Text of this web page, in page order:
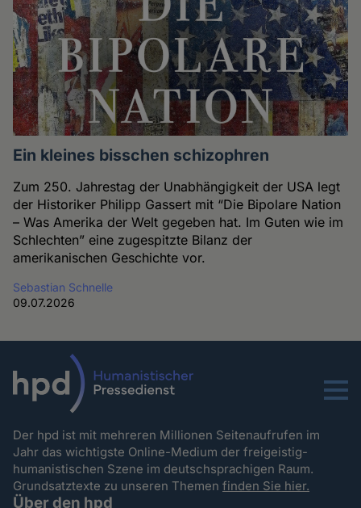
Ein kleines bisschen schizophren
Zum 250. Jahrestag der Unabhängigkeit der USA legt
der Historiker Philipp Gassert mit “Die Bipolare Nation
– Was Amerika der Welt gegeben hat. Im Guten wie im
Schlechten” eine zugespitzte Bilanz der
amerikanischen Geschichte vor.
Sebastian Schnelle
09.07.2026
Menu
Der hpd ist mit mehreren Millionen Seitenaufrufen im
Jahr das wichtigste Online-Medium der freigeistig-
humanistischen Szene im deutschsprachigen Raum.
Grundsatztexte zu unseren Themenfinden Sie hier.
Über den hpd